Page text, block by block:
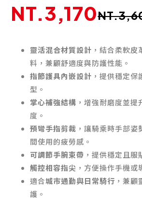
NT.3,170
靈活混合材質設計 ，結合柔軟皮
料，兼顧舒適度與防護性能。
指節護具內嵌設計 ，提供穩定
型。
掌心補強結構 ，增強耐磨度並
度。
預彎手指剪裁 ，讓騎乘時手部
間使用的疲勞感。
可調節手腕束帶 ，提供穩定且服
觸控相容指尖 ，方便操作手機或
適合城市通勤與日常騎行 ，兼
護。